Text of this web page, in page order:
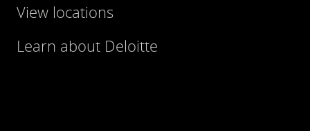
View locations
Learn about Deloitte